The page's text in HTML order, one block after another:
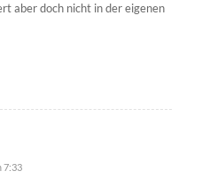
aber doch nicht in der eigenen
7:33